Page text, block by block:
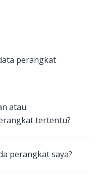
perangkat
atau
tertentu?
perangkat saya?